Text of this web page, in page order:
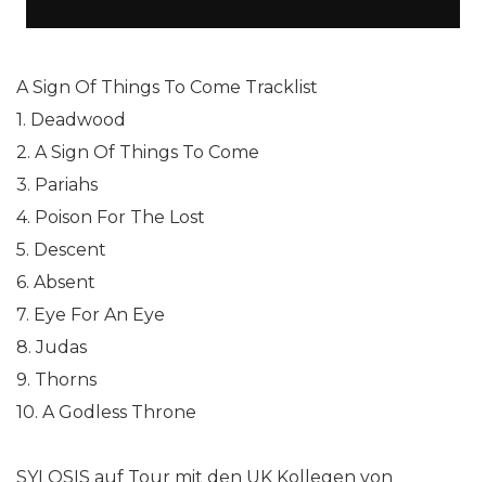
A Sign Of Things To Come Tracklist
1. Deadwood
2. A Sign Of Things To Come
3. Pariahs
4. Poison For The Lost
5. Descent
6. Absent
7. Eye For An Eye
8. Judas
9. Thorns
10. A Godless Throne
SYLOSIS auf Tour mit den UK Kollegen von